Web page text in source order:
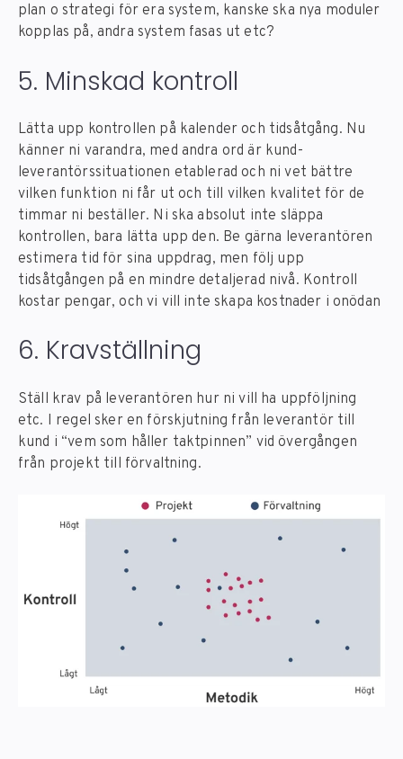
plan o strategi för era system, kanske ska nya moduler
kopplas på, andra system fasas ut etc?
5. Minskad kontroll
Lätta upp kontrollen på kalender och tidsåtgång. Nu
känner ni varandra, med andra ord är kund-
leverantörssituationen etablerad och ni vet bättre
vilken funktion ni får ut och till vilken kvalitet för de
timmar ni beställer. Ni ska absolut inte släppa
kontrollen, bara lätta upp den. Be gärna leverantören
estimera tid för sina uppdrag, men följ upp
tidsåtgången på en mindre detaljerad nivå. Kontroll
kostar pengar, och vi vill inte skapa kostnader i onödan
6. Kravställning
Ställ krav på leverantören hur ni vill ha uppföljning
etc. I regel sker en förskjutning från leverantör till
kund i “vem som håller taktpinnen” vid övergången
från projekt till förvaltning.